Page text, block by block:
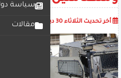
سياسة
مقالات أخر تحديث الثلاثاء 30 ديسمبر 2025